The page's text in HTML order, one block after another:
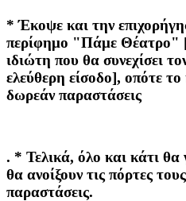
* Έκοψε και την
περίφημο "Πάμε Θέατρο"
ιδιώτη που θα συνεχίσει
ελεύθερη είσοδο], οπότε
δωρεάν παραστάσεις
. * Τελικά, όλο και κάτι θα
θα ανοίξουν τις πόρτες
παραστάσεις.